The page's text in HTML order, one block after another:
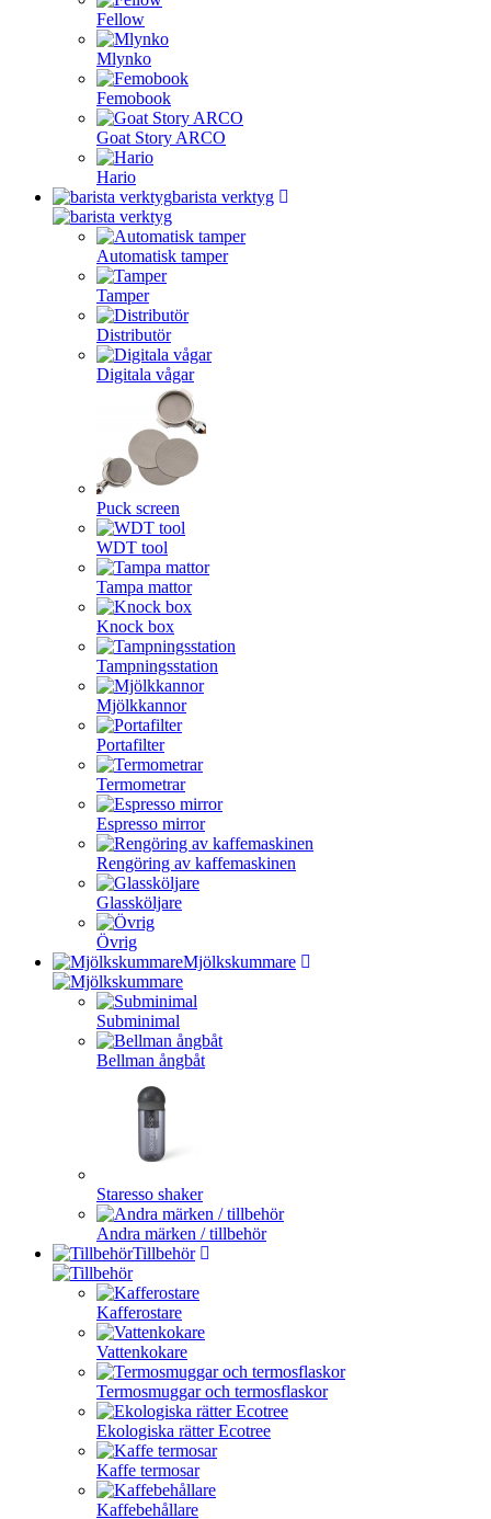
Fellow
Mlynko
Femobook
Goat Story ARCO
Hario
barista verktyg
Automatisk tamper
Tamper
Distributör
Digitala vågar
Puck screen
WDT tool
Tampa mattor
Knock box
Tampningsstation
Mjölkkannor
Portafilter
Termometrar
Espresso mirror
Rengöring av kaffemaskinen
Glassköljare
Övrig
Mjölkskummare
Subminimal
Bellman ångbåt
Staresso shaker
Andra märken / tillbehör
Tillbehör
Kafferostare
Vattenkokare
Termosmuggar och termosflaskor
Ekologiska rätter Ecotree
Kaffe termosar
Kaffebehållare